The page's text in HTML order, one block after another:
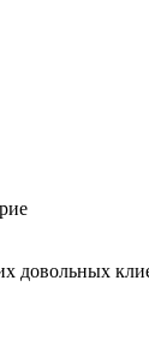
довольных